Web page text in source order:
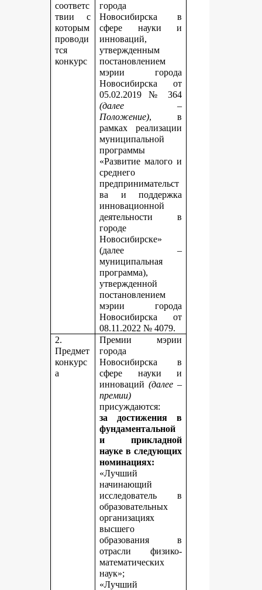
соответс
твии с
которым
проводи
тся
конкурс
города
Новосибирска в
сфере науки и
инноваций,
утвержденным
постановлением
мэрии города
Новосибирска от
05.02.2019 № 364
(далее –
Положение), в
рамках реализации
муниципальной
программы
«Развитие малого и
среднего
предпринимательст
ва и поддержка
инновационной
деятельности в
городе
Новосибирске»
(далее –
муниципальная
программа),
утвержденной
постановлением
мэрии города
Новосибирска от
08.11.2022 № 4079.
2.
Предмет
конкурс
а
Премии мэрии
города
Новосибирска в
сфере науки и
инноваций(далее –
премии)
присуждаются:
за достижения в
фундаментальной
и прикладной
наукев следующих
номинациях:
«Лучший
начинающий
исследователь в
образовательных
организациях
высшего
образования в
отрасли физико-
математических
наук»;
«Лучший